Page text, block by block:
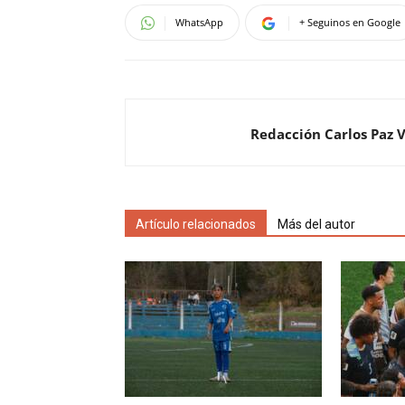
WhatsApp + Seguinos en Google
Redacción Carlos Paz
Artículo relacionados Más del autor